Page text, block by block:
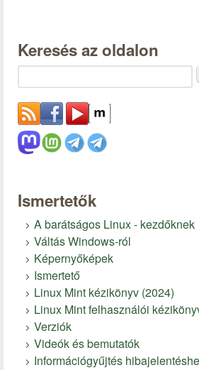
Keresés az oldalon
Ismertetők
A barátságos Linux - kezdőknek
Váltás Windows-ról
Képernyőképek
Ismertető
Linux Mint kézikönyv (2024)
Linux Mint felhasználói
Verziók
Videók és bemutatók
Információgyűjtés